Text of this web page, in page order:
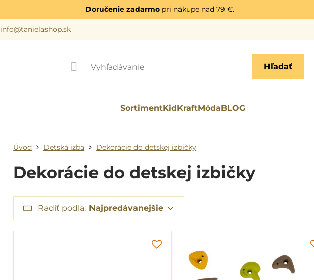
Doručenie zadarmopri nákupe nad 79 €.
info@tanielashop.sk
Hľadať
SortimentKidKraftMódaBLOG
Úvod Detská izba Dekorácie do detskej izbičky
Dekorácie do detskej izbičky
Radiť podľa: Najpredávanejšie